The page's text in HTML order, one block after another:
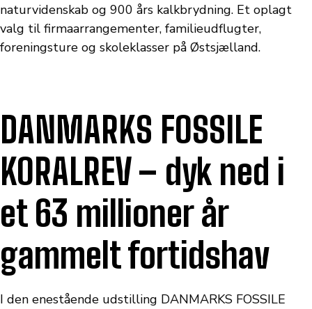
naturvidenskab og 900 års kalkbrydning. Et oplagt
valg til firmaarrangementer, familieudflugter,
foreningsture og skoleklasser på Østsjælland.
DANMARKS FOSSILE
KORALREV – dyk ned i
et 63 millioner år
gammelt fortidshav
I den enestående udstilling DANMARKS FOSSILE